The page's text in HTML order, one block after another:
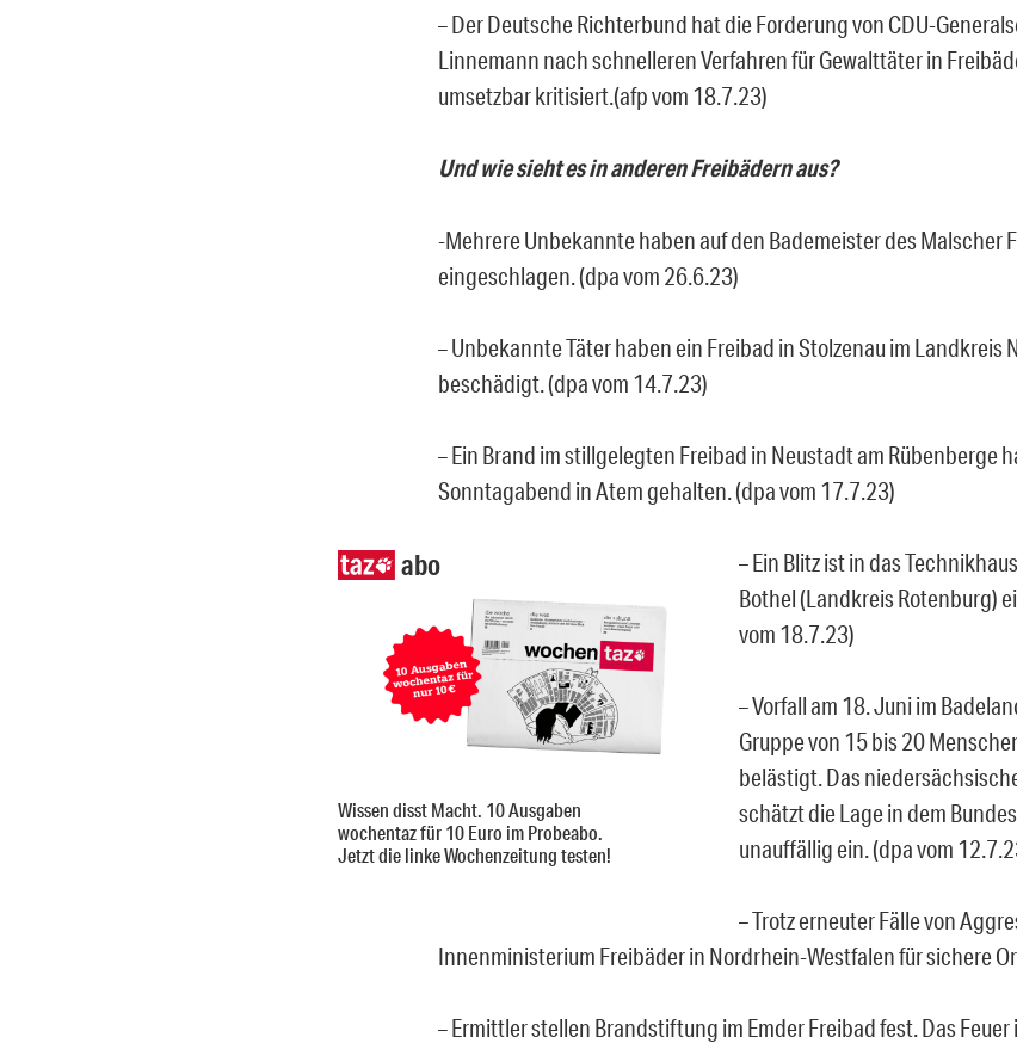
– Der Deutsche Richterbund hat die Forderung von CDU-
Linnemann nach schnelleren Verfahren für Gewalttäter in
umsetzbar kritisiert.(afp vom 18.7.23)
Und wie sieht es in anderen Freibädern aus?
-Mehrere Unbekannte haben auf den Bademeister des Malscher
eingeschlagen. (dpa vom 26.6.23)
– Unbekannte Täter haben ein Freibad in Stolzenau im Landkreis
beschädigt. (dpa vom 14.7.23)
– Ein Brand im stillgelegten Freibad in Neustadt am Rübenberge
Sonntagabend in Atem gehalten. (dpa vom 17.7.23)
abo
Wissen disst Macht. 10 Ausgaben
wochentaz für 10 Euro im Probeabo.
Jetzt die linke Wochenzeitung testen!
– Ein Blitz ist in das
Bothel (Landkreis Rotenburg)
vom 18.7.23)
– Vorfall am 18. Juni im
Gruppe von 15 bis 20
belästigt. Das
schätzt die Lage in dem
unauffällig ein. (dpa vom
– Trotz erneuter Fälle von
Innenministerium Freibäder in Nordrhein-Westfalen für sichere
– Ermittler stellen Brandstiftung im Emder Freibad fest. Das Feuer